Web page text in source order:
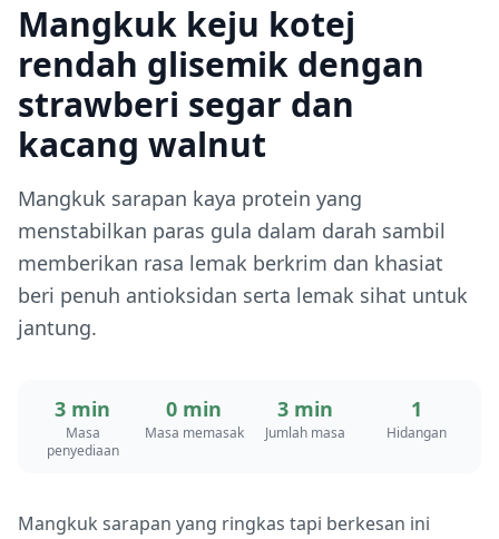
Mangkuk keju kotej
rendah glisemik dengan
strawberi segar dan
kacang walnut
Mangkuk sarapan kaya protein yang
menstabilkan paras gula dalam darah sambil
memberikan rasa lemak berkrim dan khasiat
beri penuh antioksidan serta lemak sihat untuk
jantung.
3 min
Masa
penyediaan
0 min
Masa memasak
3 min
Jumlah masa
1
Hidangan
Mangkuk sarapan yang ringkas tapi berkesan ini